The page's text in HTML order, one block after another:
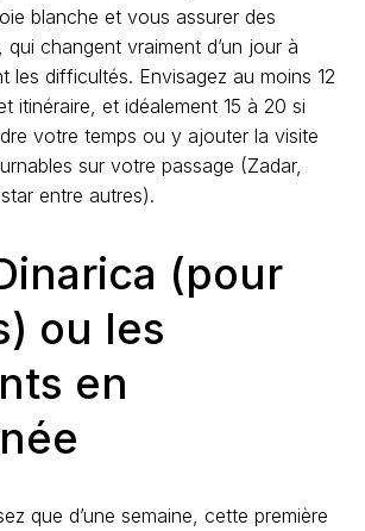
blanche et vous assurer des
changent vraiment d’un jour à
les difficultés. Envisagez au moins 12
itinéraire, et idéalement 15 à 20 si
votre temps ou y ajouter la visite
sur votre passage (Zadar,
entre autres).
(pour
ou les
en
que d’une semaine, cette première